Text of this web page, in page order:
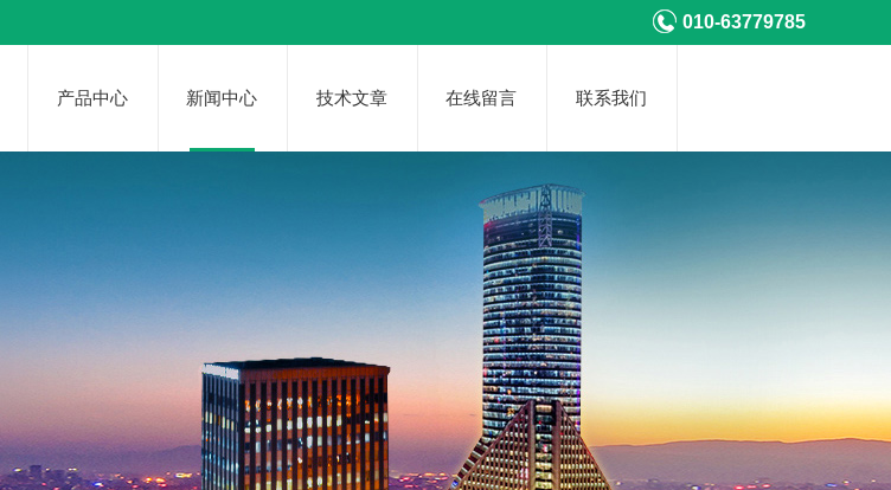
010-63779785
产品中心 新闻中心 技术文章 在线留言 联系我们